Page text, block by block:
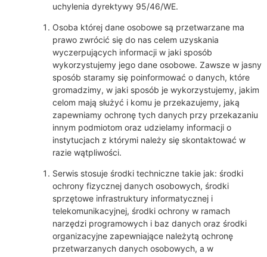
uchylenia dyrektywy 95/46/WE.
Osoba której dane osobowe są przetwarzane ma
prawo zwrócić się do nas celem uzyskania
wyczerpujących informacji w jaki sposób
wykorzystujemy jego dane osobowe. Zawsze w jasny
sposób staramy się poinformować o danych, które
gromadzimy, w jaki sposób je wykorzystujemy, jakim
celom mają służyć i komu je przekazujemy, jaką
zapewniamy ochronę tych danych przy przekazaniu
innym podmiotom oraz udzielamy informacji o
instytucjach z którymi należy się skontaktować w
razie wątpliwości.
Serwis stosuje środki techniczne takie jak: środki
ochrony fizycznej danych osobowych, środki
sprzętowe infrastruktury informatycznej i
telekomunikacyjnej, środki ochrony w ramach
narzędzi programowych i baz danych oraz środki
organizacyjne zapewniające należytą ochronę
przetwarzanych danych osobowych, a w